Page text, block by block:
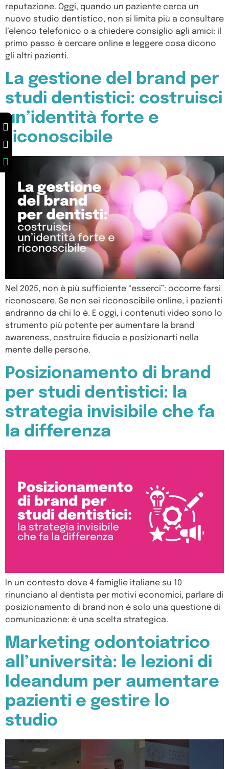
reputazione. Oggi, quando un paziente cerca un
nuovo studio dentistico, non si limita più a consultare
l’elenco telefonico o a chiedere consiglio agli amici: il
primo passo è cercare online e leggere cosa dicono
gli altri pazienti.
La gestione del brand per
studi dentistici: costruisci
un’identità forte e
riconoscibile
Nel 2025, non è più sufficiente “esserci”: occorre farsi
riconoscere. Se non sei riconoscibile online, i pazienti
andranno da chi lo è. E oggi, i contenuti video sono lo
strumento più potente per aumentare la brand
awareness, costruire fiducia e posizionarti nella
mente delle persone.
Posizionamento di brand
per studi dentistici: la
strategia invisibile che fa
la differenza
In un contesto dove 4 famiglie italiane su 10
rinunciano al dentista per motivi economici, parlare di
posizionamento di brand non è solo una questione di
comunicazione: è una scelta strategica.
Marketing odontoiatrico
all’università: le lezioni di
Ideandum per aumentare
pazienti e gestire lo
studio